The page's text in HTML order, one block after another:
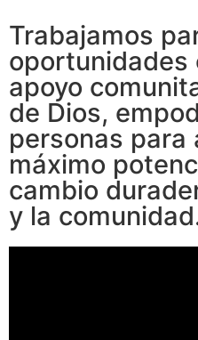
Trabajamos
oportunidades
apoyo
de Dios,
personas para
máximo
cambio
y la